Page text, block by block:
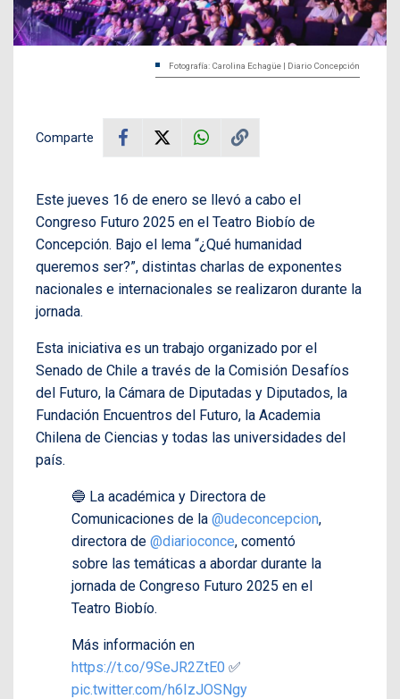
Fotografía: Carolina Echagüe | Diario Concepción
Comparte
Este jueves 16 de enero se llevó a cabo el
Congreso Futuro 2025 en el Teatro Biobío de
Concepción. Bajo el lema “¿Qué humanidad
queremos ser?”, distintas charlas de exponentes
nacionales e internacionales se realizaron durante la
jornada.
Esta iniciativa es un trabajo organizado por el
Senado de Chile a través de la Comisión Desafíos
del Futuro, la Cámara de Diputadas y Diputados, la
Fundación Encuentros del Futuro, la Academia
Chilena de Ciencias y todas las universidades del
país.
🔵 La académica y Directora de
Comunicaciones de la @udeconcepcion,
directora de @diarioconce, comentó
sobre las temáticas a abordar durante la
jornada de Congreso Futuro 2025 en el
Teatro Biobío.
Más información en
https://t.co/9SeJR2ZtE0 ✅
pic.twitter.com/h6IzJOSNgy